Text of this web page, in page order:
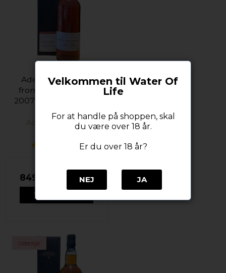
Adelphi Selection
from Royal Brackla
2007 / 2021 58,5% alc.
70 cl.
Adelphi Selection
849,00 DKK
VIS PRODUKT
Udsolgt
Velkommen til Water Of
Life
For at handle på shoppen, skal
du være over 18 år.
Er du over 18 år?
NEJ JA